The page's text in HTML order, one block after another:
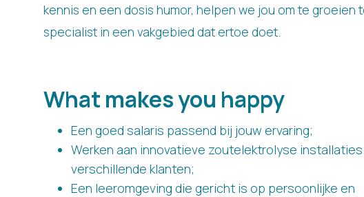
kennis en een dosis humor, helpen we jou om te groeien
specialist in een vakgebied dat ertoe doet.
What makes you happy
Een goed salaris passend bij jouw ervaring;
Werken aan innovatieve zoutelektrolyse
verschillende klanten;
Een leeromgeving die gericht is op persoonlijke en